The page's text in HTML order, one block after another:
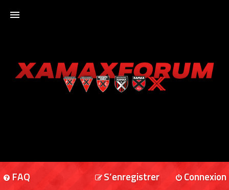
XAMAXFORUM
FAQ Connexion
S’enregistrer